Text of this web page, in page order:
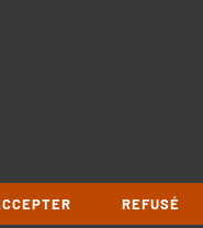
REFUSÉ